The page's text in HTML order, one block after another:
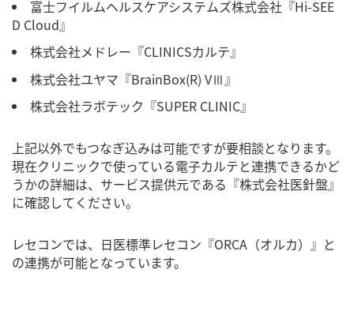
富士フイルムヘルスケアシステムズ株式会社『Hi-SEE
D Cloud』
株式会社メドレー『CLINICSカルテ』
株式会社ユヤマ『BrainBox(R) VⅢ』
株式会社ラボテック『SUPER CLINIC』
上記以外でもつなぎ込みは可能ですが要相談となります。
現在クリニックで使っている電子カルテと連携できるかど
うかの詳細は、サービス提供元である『株式会社医針盤』
に確認してください。
レセコンでは、日医標準レセコン『ORCA（オルカ）』と
の連携が可能となっています。